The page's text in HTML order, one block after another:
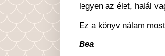
legyen az élet, halál
Ez a könyv nálam
Bea